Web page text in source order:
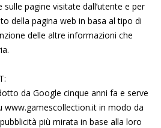
pagine visitate dall’utente e per
della pagina web in basa al tipo di
delle altre informazioni che
da Google cinque anni fa e serve
www.gamescollection.it in modo da
più mirata in base alla loro